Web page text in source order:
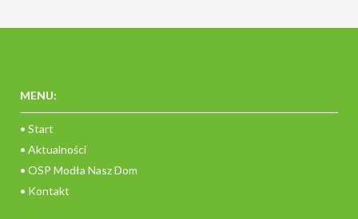
MENU:
• Start
• Aktualności
• OSP Modła Nasz Dom
• Kontakt